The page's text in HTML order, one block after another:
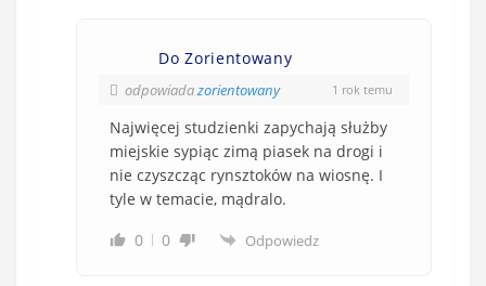
Do Zorientowany
odpowiadazorientowany 1 rok temu
Najwięcej studzienki zapychają służby
miejskie sypiąc zimą piasek na drogi i
nie czyszcząc rynsztoków na wiosnę. I
tyle w temacie, mądralo.
0
0 Odpowiedz